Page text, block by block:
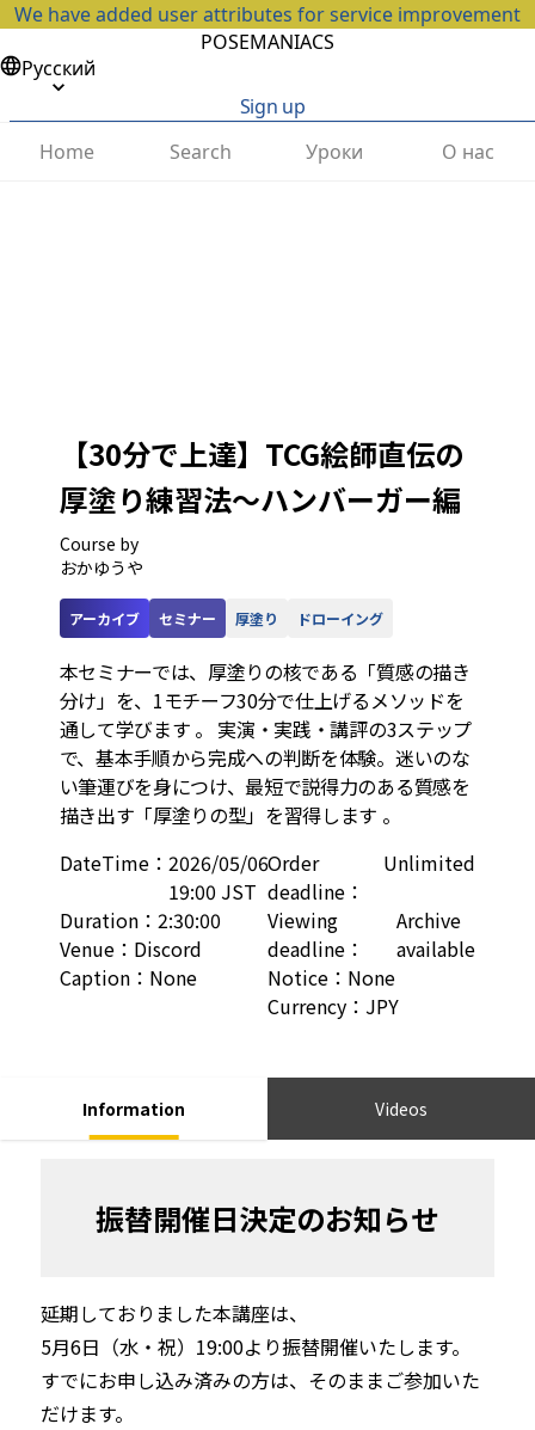
We have added user attributes for service improvement
POSEMANIACS
Русский
Sign up
Home
Search Уроки О нас
【30分で上達】TCG絵師直伝の
厚塗り練習法〜ハンバーガー編
Course by
おかゆうや
アーカイブ セミナー 厚塗り ドローイング
本セミナーでは、厚塗りの核である「質感の描き
分け」を、1モチーフ30分で仕上げるメソッドを
通して学びます 。 実演・実践・講評の3ステップ
で、基本手順から完成への判断を体験。迷いのな
い筆運びを身につけ、最短で説得力のある質感を
描き出す「厚塗りの型」を習得します 。
DateTime： 2026/05/06
19:00 JST
Duration： 2:30:00
Venue： Discord
Caption： None
Order
deadline：
Unlimited
Viewing
deadline：
Archive
available
Notice： None
Currency： JPY
Information Videos
振替開催日決定のお知らせ
延期しておりました本講座は、
5月6日（水・祝）19:00より振替開催いたします。
すでにお申し込み済みの方は、そのままご参加いた
だけます。